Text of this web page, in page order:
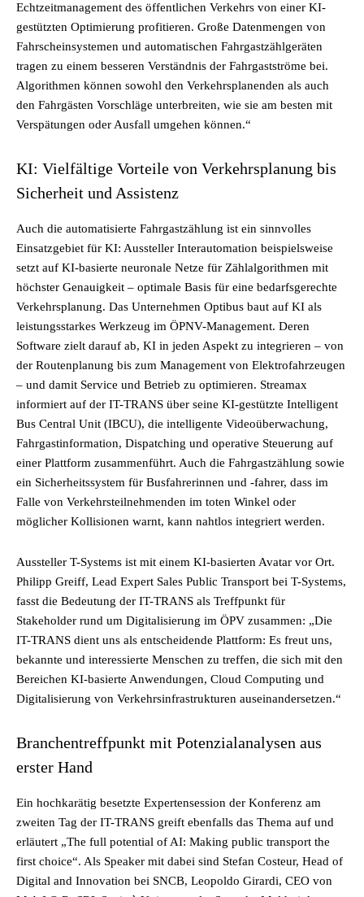
Echtzeitmanagement des öffentlichen Verkehrs von einer KI-
gestützten Optimierung profitieren. Große Datenmengen von
Fahrscheinsystemen und automatischen Fahrgastzählgeräten
tragen zu einem besseren Verständnis der Fahrgastströme bei.
Algorithmen können sowohl den Verkehrsplanenden als auch
den Fahrgästen Vorschläge unterbreiten, wie sie am besten mit
Verspätungen oder Ausfall umgehen können.“
KI: Vielfältige Vorteile von Verkehrsplanung bis
Sicherheit und Assistenz
Auch die automatisierte Fahrgastzählung ist ein sinnvolles
Einsatzgebiet für KI: Aussteller Interautomation beispielsweise
setzt auf KI-basierte neuronale Netze für Zählalgorithmen mit
höchster Genauigkeit – optimale Basis für eine bedarfsgerechte
Verkehrsplanung. Das Unternehmen Optibus baut auf KI als
leistungsstarkes Werkzeug im ÖPNV-Management. Deren
Software zielt darauf ab, KI in jeden Aspekt zu integrieren – von
der Routenplanung bis zum Management von Elektrofahrzeugen
– und damit Service und Betrieb zu optimieren. Streamax
informiert auf der IT-TRANS über seine KI-gestützte Intelligent
Bus Central Unit (IBCU), die intelligente Videoüberwachung,
Fahrgastinformation, Dispatching und operative Steuerung auf
einer Plattform zusammenführt. Auch die Fahrgastzählung sowie
ein Sicherheitssystem für Busfahrerinnen und -fahrer, dass im
Falle von Verkehrsteilnehmenden im toten Winkel oder
möglicher Kollisionen warnt, kann nahtlos integriert werden.
Aussteller T-Systems ist mit einem KI-basierten Avatar vor Ort.
Philipp Greiff, Lead Expert Sales Public Transport bei T-Systems,
fasst die Bedeutung der IT-TRANS als Treffpunkt für
Stakeholder rund um Digitalisierung im ÖPV zusammen: „Die
IT-TRANS dient uns als entscheidende Plattform: Es freut uns,
bekannte und interessierte Menschen zu treffen, die sich mit den
Bereichen KI-basierte Anwendungen, Cloud Computing und
Digitalisierung von Verkehrsinfrastrukturen auseinandersetzen.“
Branchentreffpunkt mit Potenzialanalysen aus
erster Hand
Ein hochkarätig besetzte Expertensession der Konferenz am
zweiten Tag der IT-TRANS greift ebenfalls das Thema auf und
erläutert „The full potential of AI: Making public transport the
first choice“. Als Speaker mit dabei sind Stefan Costeur, Head of
Digital and Innovation bei SNCB, Leopoldo Girardi, CEO von